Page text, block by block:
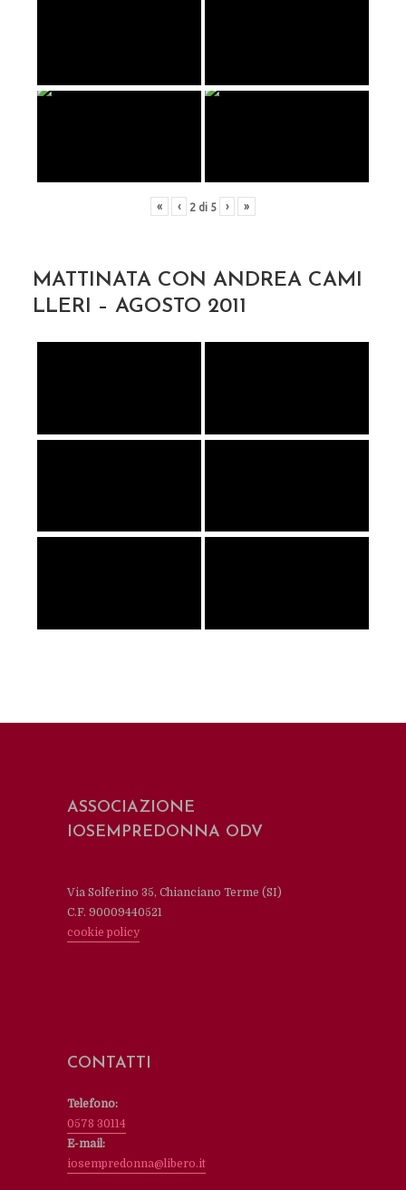
« ‹ 2 di 5 › »
MATTINATA CON ANDREA CAMI
LLERI – AGOSTO 2011
ASSOCIAZIONE
IOSEMPREDONNA ODV
Via Solferino 35, Chianciano Terme (SI)
C.F. 90009440521
cookie policy
CONTATTI
Telefono:
0578 30114
E-mail:
iosempredonna@libero.it